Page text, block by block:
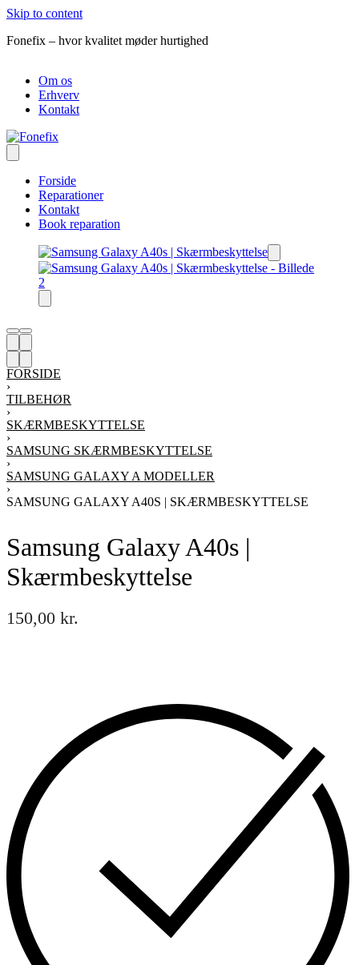
Skip to content
Fonefix – hvor kvalitet møder hurtighed
Om os
Erhverv
Kontakt
Forside
Reparationer
Kontakt
Book reparation
FORSIDE
›
TILBEHØR
›
SKÆRMBESKYTTELSE
›
SAMSUNG SKÆRMBESKYTTELSE
›
SAMSUNG GALAXY A MODELLER
›
SAMSUNG GALAXY A40S | SKÆRMBESKYTTELSE
Samsung Galaxy A40s |
Skærmbeskyttelse
150,00 kr.